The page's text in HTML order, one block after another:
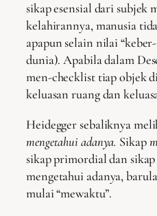
sikap esensial dari subjek
kelahirannya, manusia
apapun selain nilai
dunia). Apabila dalam
men-checklist tiap objek
keluasan ruang dan
Heidegger sebaliknya
mengetahui adanya. Sikap
sikap primordial dan
mengetahui adanya,
mulai “mewaktu”.